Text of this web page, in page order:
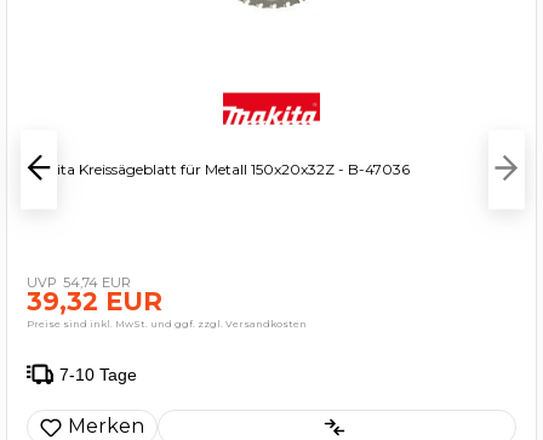
Makita Kreissägeblatt für Metall 150x20x32Z - B-47036
54,74 EUR
39,32 EUR
Preise sind inkl. MwSt. und ggf. zzgl. Versandkosten
7-10 Tage
Merken